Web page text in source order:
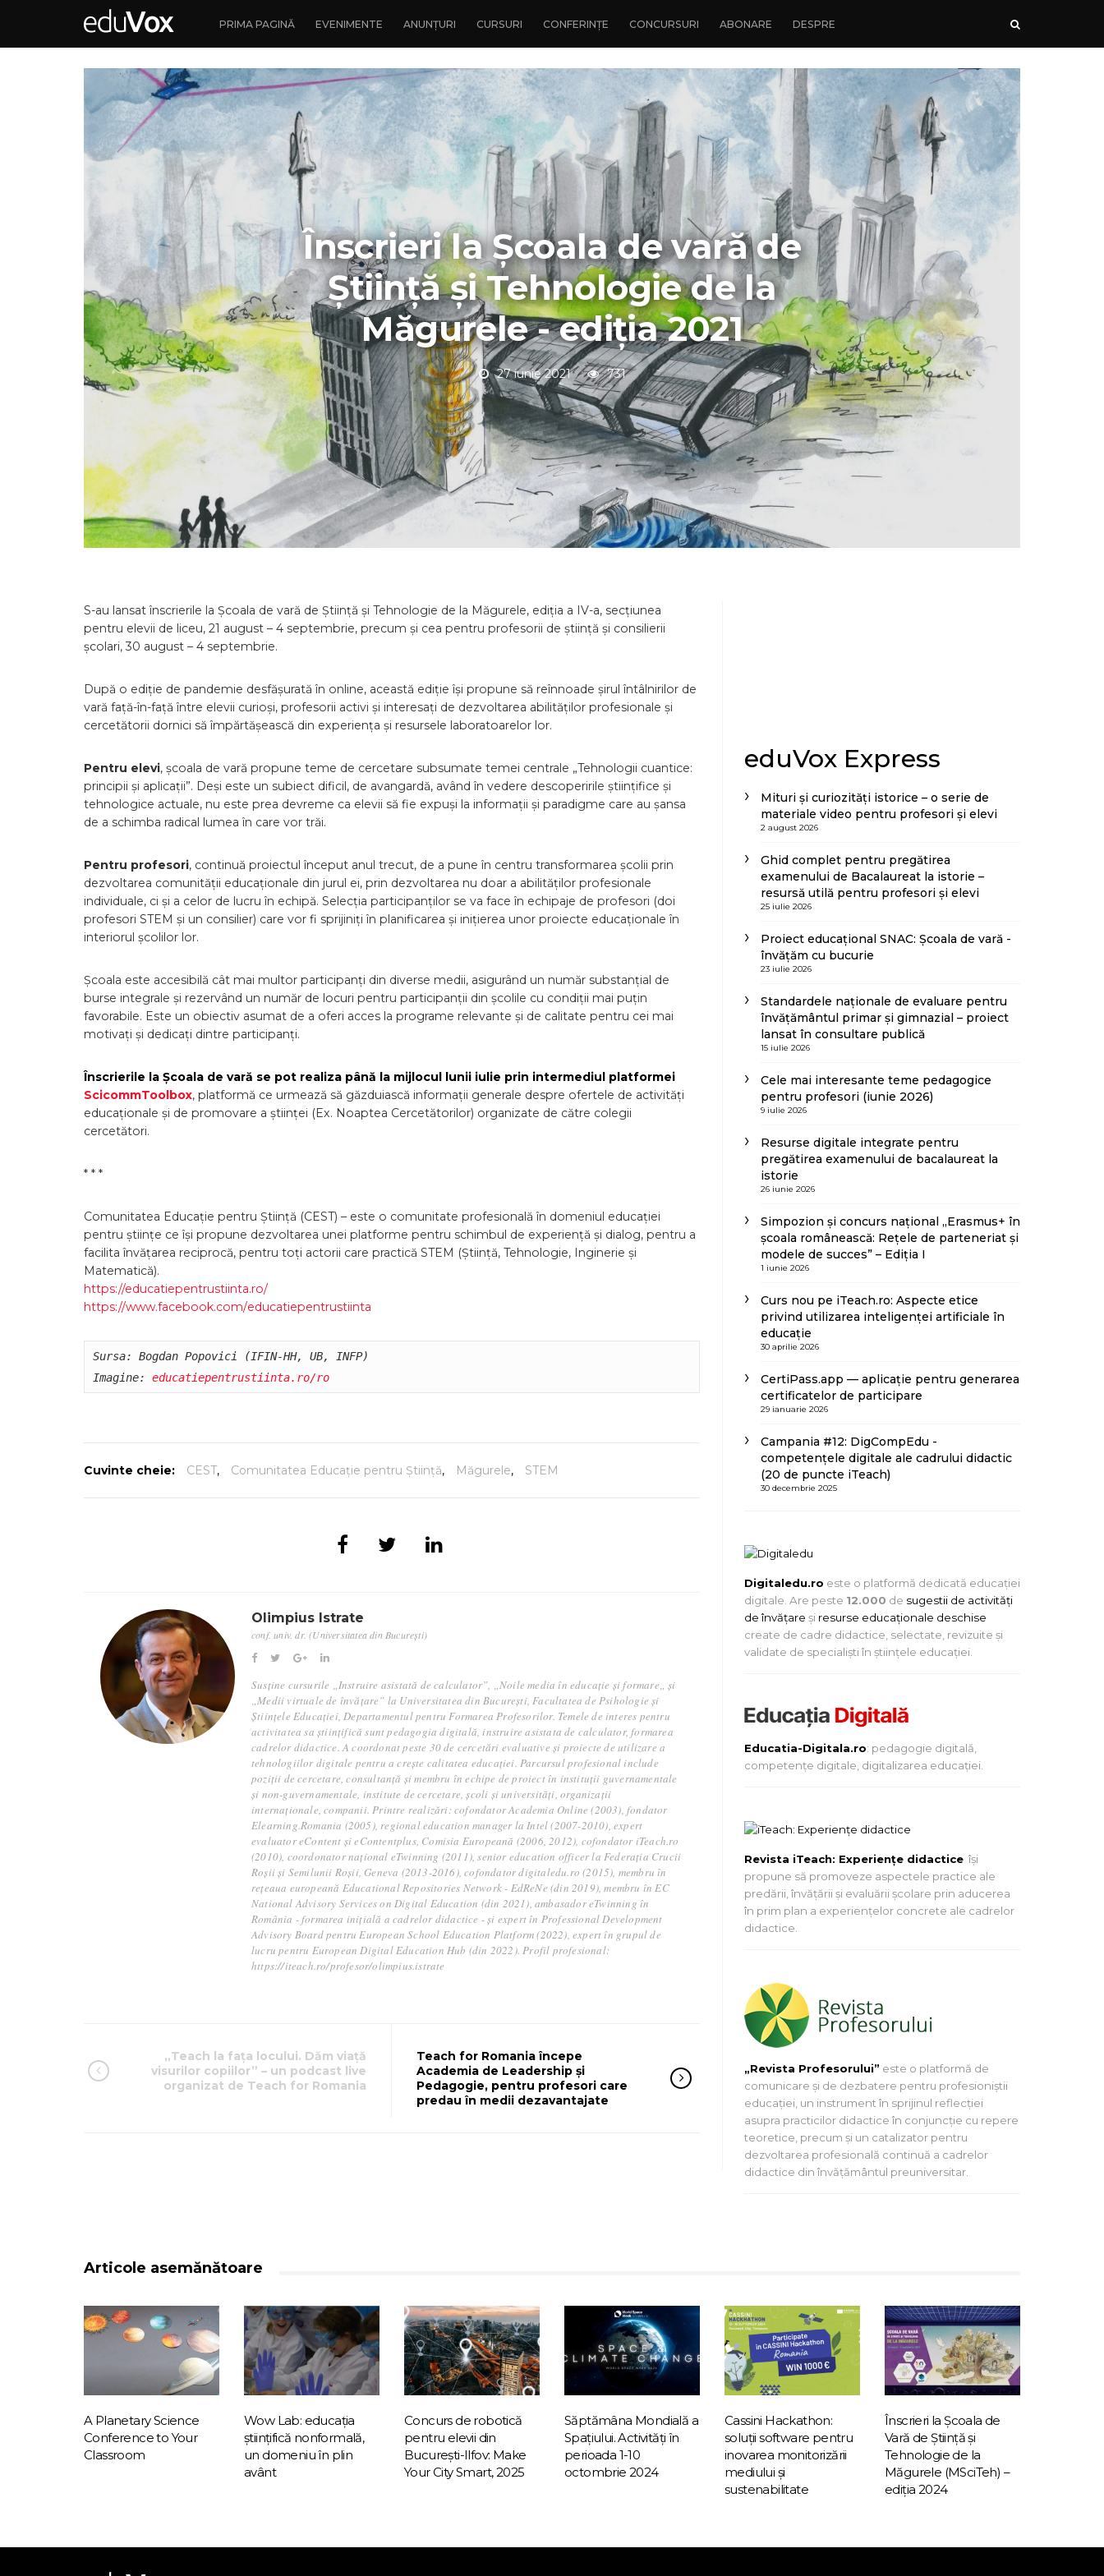
PRIMA PAGINĂ EVENIMENTE ANUNȚURI CURSURI CONFERINȚE CONCURSURI ABONARE DESPRE
Înscrieri la Școala de vară de
Știință și Tehnologie de la
Măgurele - ediția 2021
27 iunie 2021 731
S-au lansat înscrierile la Școala de vară de Știință și Tehnologie de la Măgurele, ediția a IV-a, secțiunea
pentru elevii de liceu, 21 august – 4 septembrie, precum și cea pentru profesorii de știință și consilierii
școlari, 30 august – 4 septembrie.
După o ediție de pandemie desfășurată în online, această ediție își propune să reînnoade șirul întâlnirilor de
vară față-în-față între elevii curioși, profesorii activi și interesați de dezvoltarea abilităților profesionale și
cercetătorii dornici să împărtășească din experiența și resursele laboratoarelor lor.
Pentru elevi, școala de vară propune teme de cercetare subsumate temei centrale „Tehnologii cuantice:
principii și aplicații”. Deși este un subiect dificil, de avangardă, având în vedere descoperirile științifice și
tehnologice actuale, nu este prea devreme ca elevii să fie expuși la informații și paradigme care au șansa
de a schimba radical lumea în care vor trăi.
Pentru profesori, continuă proiectul început anul trecut, de a pune în centru transformarea școlii prin
dezvoltarea comunității educaționale din jurul ei, prin dezvoltarea nu doar a abilităților profesionale
individuale, ci și a celor de lucru în echipă. Selecția participanților se va face în echipaje de profesori (doi
profesori STEM și un consilier) care vor fi sprijiniți în planificarea și inițierea unor proiecte educaționale în
interiorul școlilor lor.
Școala este accesibilă cât mai multor participanți din diverse medii, asigurând un număr substanțial de
burse integrale și rezervând un număr de locuri pentru participanții din școlile cu condiții mai puțin
favorabile. Este un obiectiv asumat de a oferi acces la programe relevante și de calitate pentru cei mai
motivați și dedicați dintre participanți.
Înscrierile la Școala de vară se pot realiza până la mijlocul lunii iulie prin intermediul platformei
ScicommToolbox, platformă ce urmează să găzduiască informații generale despre ofertele de activități
educaționale și de promovare a științei (Ex. Noaptea Cercetătorilor) organizate de către colegii
cercetători.
* * *
Comunitatea Educație pentru Știință (CEST) – este o comunitate profesională în domeniul educației
pentru științe ce își propune dezvoltarea unei platforme pentru schimbul de experiență și dialog, pentru a
facilita învățarea reciprocă, pentru toți actorii care practică STEM (Știință, Tehnologie, Inginerie și
Matematică).
https://educatiepentrustiinta.ro/
https://www.facebook.com/educatiepentrustiinta
Sursa: Bogdan Popovici (IFIN-HH, UB, INFP)
Imagine: educatiepentrustiinta.ro/ro
Cuvinte cheie: CEST, Comunitatea Educație pentru Știință, Măgurele, STEM
Olimpius Istrate
conf. univ. dr. (Universitatea din București)
Susține cursurile „Instruire asistată de calculator”, „Noile media în educație și formare„ și
„Medii virtuale de învățare” la Universitatea din București, Facultatea de Psihologie și
Științele Educației, Departamentul pentru Formarea Profesorilor. Temele de interes pentru
activitatea sa științifică sunt pedagogia digitală, instruire asistata de calculator, formarea
cadrelor didactice. A coordonat peste 30 de cercetări evaluative și proiecte de utilizare a
tehnologiilor digitale pentru a crește calitatea educației. Parcursul profesional include
poziții de cercetare, consultanță și membru în echipe de proiect în instituții guvernamentale
și non-guvernamentale, institute de cercetare, școli și universități, organizații
internaționale, companii. Printre realizări: cofondator Academia Online (2003), fondator
Elearning.Romania (2005), regional education manager la Intel (2007-2010), expert
evaluator eContent și eContentplus, Comisia Europeană (2006, 2012), cofondator iTeach.ro
(2010), coordonator național eTwinning (2011), senior education officer la Federația Crucii
Roșii și Semilunii Roșii, Geneva (2013-2016), cofondator digitaledu.ro (2015), membru în
rețeaua europeană Educational Repositories Network - EdReNe (din 2019), membru în EC
National Advisory Services on Digital Education (din 2021), ambasador eTwinning în
România - formarea inițială a cadrelor didactice - și expert în Professional Development
Advisory Board pentru European School Education Platform (2022), expert în grupul de
lucru pentru European Digital Education Hub (din 2022). Profil profesional:
https://iteach.ro/profesor/olimpius.istrate
„Teach la fața locului. Dăm viață
visurilor copiilor” – un podcast live
organizat de Teach for Romania
Teach for Romania începe
Academia de Leadership și
Pedagogie, pentru profesori care
predau în medii dezavantajate
eduVox Express
Mituri și curiozități istorice – o serie de
materiale video pentru profesori și elevi
2 august 2026
Ghid complet pentru pregătirea
examenului de Bacalaureat la istorie –
resursă utilă pentru profesori și elevi
25 iulie 2026
Proiect educațional SNAC: Școala de vară -
învățăm cu bucurie
23 iulie 2026
Standardele naționale de evaluare pentru
învățământul primar și gimnazial – proiect
lansat în consultare publică
15 iulie 2026
Cele mai interesante teme pedagogice
pentru profesori (iunie 2026)
9 iulie 2026
Resurse digitale integrate pentru
pregătirea examenului de bacalaureat la
istorie
26 iunie 2026
Simpozion și concurs național „Erasmus+ în
școala românească: Rețele de parteneriat și
modele de succes” – Ediția I
1 iunie 2026
Curs nou pe iTeach.ro: Aspecte etice
privind utilizarea inteligenței artificiale în
educație
30 aprilie 2026
CertiPass.app — aplicație pentru generarea
certificatelor de participare
29 ianuarie 2026
Campania #12: DigCompEdu -
competențele digitale ale cadrului didactic
(20 de puncte iTeach)
30 decembrie 2025
Digitaledu.ro este o platformă dedicată educației
digitale. Are peste 12.000 de sugestii de activități
de învățare și resurse educaționale deschise
create de cadre didactice, selectate, revizuite și
validate de specialiști în științele educației.
Educatia-Digitala.ro: pedagogie digitală,
competențe digitale, digitalizarea educației.
Revista iTeach: Experienţe didactice îşi
propune să promoveze aspectele practice ale
predării, învăţării şi evaluării şcolare prin aducerea
în prim plan a experienţelor concrete ale cadrelor
didactice.
„Revista Profesorului” este o platformă de
comunicare și de dezbatere pentru profesioniștii
educației, un instrument în sprijinul reflecției
asupra practicilor didactice în conjuncție cu repere
teoretice, precum și un catalizator pentru
dezvoltarea profesională continuă a cadrelor
didactice din învățământul preuniversitar.
Articole asemănătoare
A Planetary Science
Conference to Your
Classroom
Wow Lab: educația
științifică nonformală,
un domeniu în plin
avânt
Concurs de robotică
pentru elevii din
București-Ilfov: Make
Your City Smart, 2025
Săptămâna Mondială a
Spațiului. Activități în
perioada 1-10
octombrie 2024
Cassini Hackathon:
soluții software pentru
inovarea monitorizării
mediului și
sustenabilitate
Înscrieri la Școala de
Vară de Știință și
Tehnologie de la
Măgurele (MSciTeh) –
ediția 2024